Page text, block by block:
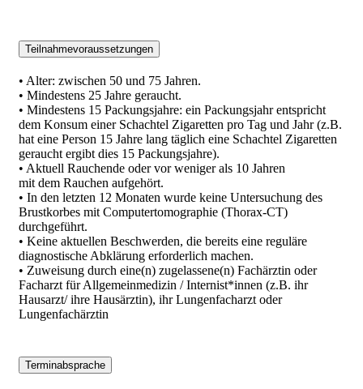
Teilnahmevoraussetzungen
• Alter: zwischen 50 und 75 Jahren.
• Mindestens 25 Jahre geraucht.
• Mindestens 15 Packungsjahre: ein Packungsjahr entspricht
dem Konsum einer Schachtel Zigaretten pro Tag und Jahr (z.B.
hat eine Person 15 Jahre lang täglich eine Schachtel Zigaretten
geraucht ergibt dies 15 Packungsjahre).
• Aktuell Rauchende oder vor weniger als 10 Jahren
mit dem Rauchen aufgehört.
• In den letzten 12 Monaten wurde keine Untersuchung des
Brustkorbes mit Computertomographie (Thorax-CT)
durchgeführt.
• Keine aktuellen Beschwerden, die bereits eine reguläre
diagnostische Abklärung erforderlich machen.
• Zuweisung durch eine(n) zugelassene(n) Fachärztin oder
Facharzt für Allgemeinmedizin / Internist*innen (z.B. ihr
Hausarzt/ ihre Hausärztin), ihr Lungenfacharzt oder
Lungenfachärztin
Terminabsprache